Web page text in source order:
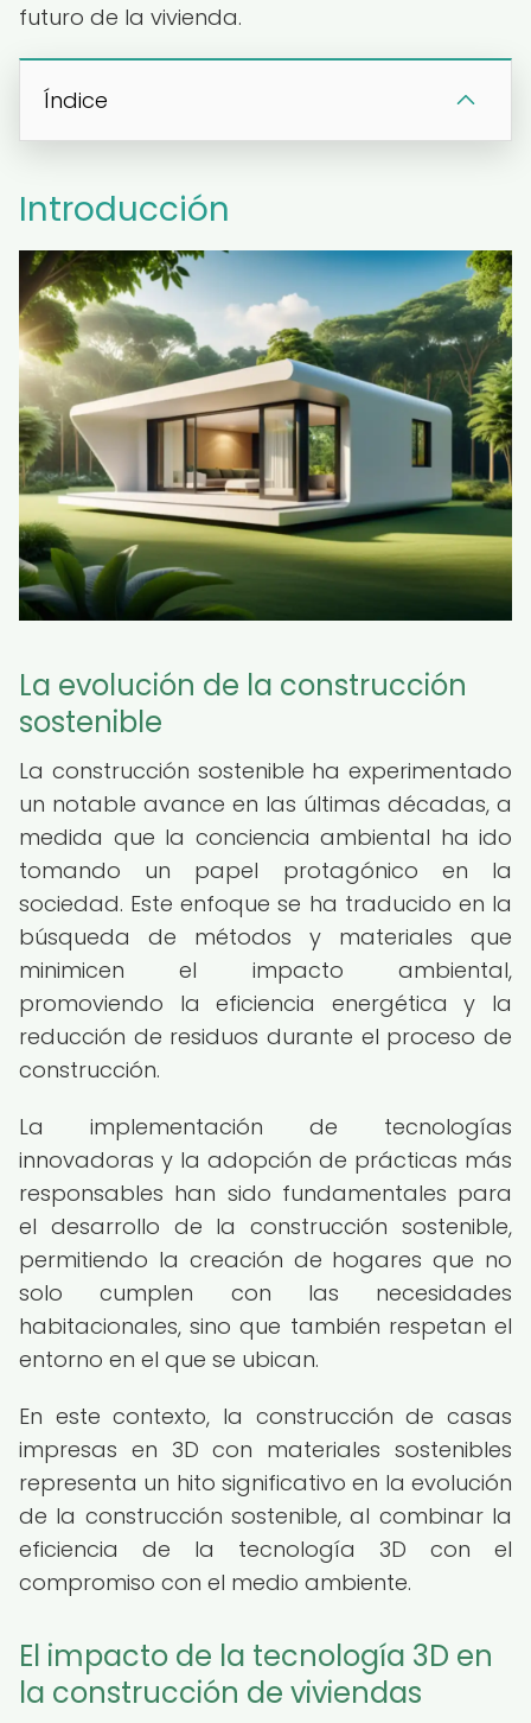
futuro de la vivienda.
Índice
Introducción
La evolución de la construcción
sostenible
La construcción sostenible ha experimentado
un notable avance en las últimas décadas, a
medida que la conciencia ambiental ha ido
tomando un papel protagónico en la
sociedad. Este enfoque se ha traducido en la
búsqueda de métodos y materiales que
minimicen el impacto ambiental,
promoviendo la eficiencia energética y la
reducción de residuos durante el proceso de
construcción.
La implementación de tecnologías
innovadoras y la adopción de prácticas más
responsables han sido fundamentales para
el desarrollo de la construcción sostenible,
permitiendo la creación de hogares que no
solo cumplen con las necesidades
habitacionales, sino que también respetan el
entorno en el que se ubican.
En este contexto, la construcción de casas
impresas en 3D con materiales sostenibles
representa un hito significativo en la evolución
de la construcción sostenible, al combinar la
eficiencia de la tecnología 3D con el
compromiso con el medio ambiente.
El impacto de la tecnología 3D en
la construcción de viviendas